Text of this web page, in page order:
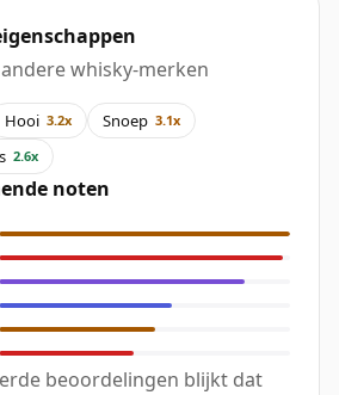
whisky-merken
Hooi 3.2x Snoep 3.1x
2.6x
noten
beoordelingen blijkt dat